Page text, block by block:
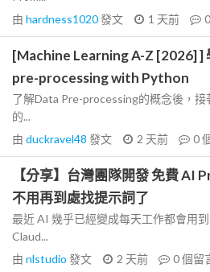
由 hardness1020發文 1 天前 0
[Machine Learning A-Z [2026] ]
pre-processing with Python
了解Data Pre-processing的概念後，
的...
由 duckravel48 發文 2 天前 0
【分享】台灣團隊開發 免費 AI
不用再到處找提示詞了
最近 AI 幾乎已經變成每天工作都會用
Claud...
由 nlstudio 發文 2 天前 0個留